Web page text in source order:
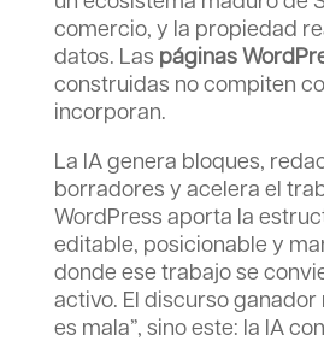
comercio, y la propiedad
datos. Las páginas
construidas no compiten
incorporan.
La IA genera bloques,
borradores y acelera el
WordPress aporta la
editable, posicionable y
donde ese trabajo se
activo. El discurso ganador
es mala”, sino este: la IA